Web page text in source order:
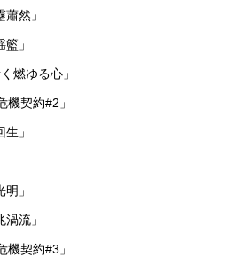
然」
」
燃ゆる心」
機契約#2」
」
」
流」
機契約#3」